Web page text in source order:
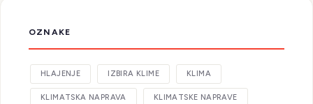
OZNAKE
HLAJENJE IZBIRA KLIME KLIMA
KLIMATSKA NAPRAVA KLIMATSKE NAPRAVE